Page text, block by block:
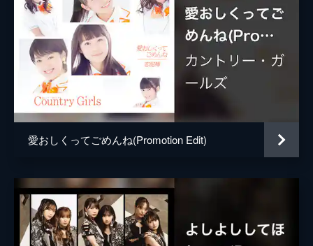
愛おしくってごめんね(Promotion Edit)